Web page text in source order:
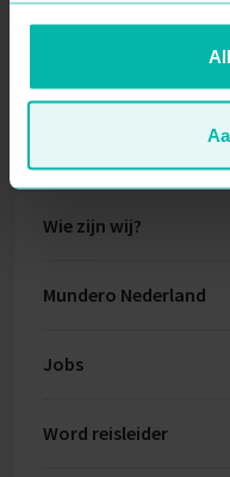
Deze site wordt beschermd
van
Wie zijn wij?
Mundero Nederland
Jobs
Word reisleider